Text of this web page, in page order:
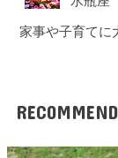
家事や子育てに
RECOMMEND